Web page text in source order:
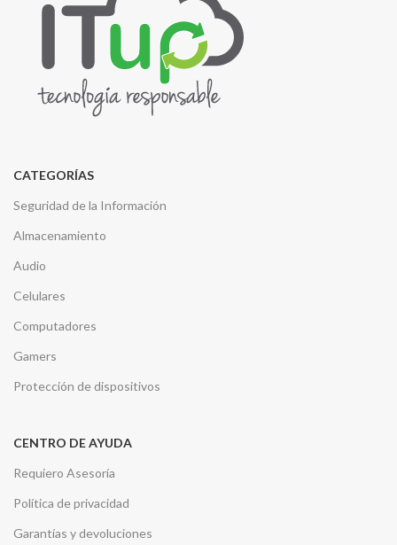
CATEGORÍAS
Seguridad de la Información
Almacenamiento
Audio
Celulares
Computadores
Gamers
Protección de dispositivos
CENTRO DE AYUDA
Requiero Asesoría
Política de privacidad
Garantías y devoluciones